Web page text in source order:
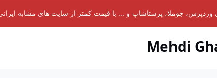
جوملا، پرستاشاپ و ... با قیمت کمتر از سایت های مشابه
Mehdi